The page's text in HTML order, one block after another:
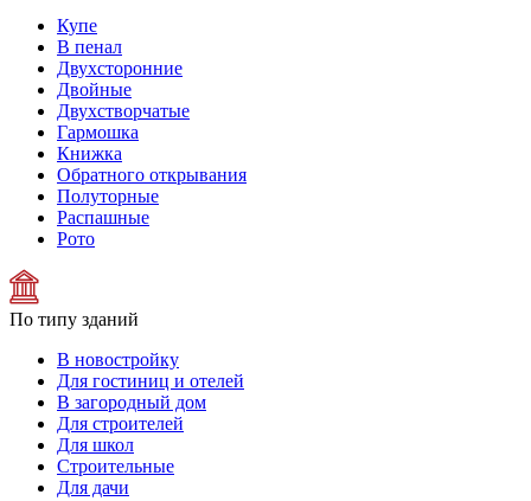
Купе
В пенал
Двухсторонние
Двойные
Двухстворчатые
Гармошка
Книжка
Обратного открывания
Полуторные
Распашные
Рото
По типу зданий
В новостройку
Для гостиниц и отелей
В загородный дом
Для строителей
Для школ
Строительные
Для дачи